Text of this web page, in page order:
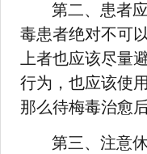
第二、患者
毒患者绝对不可
上者也应该尽量
行为，也应该使
那么待梅毒治愈
第三、注意